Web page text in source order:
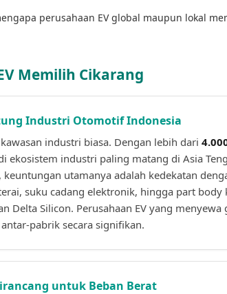
perusahaan EV global maupun lokal
Memilih Cikarang
Industri Otomotif Indonesia
industri biasa. Dengan lebih dari
ekosistem industri paling matang di Asia
utamanya adalah kedekatan
suku cadang elektronik, hingga part body
Delta Silicon. Perusahaan EV yang
pabrik secara signifikan.
untuk Beban Berat